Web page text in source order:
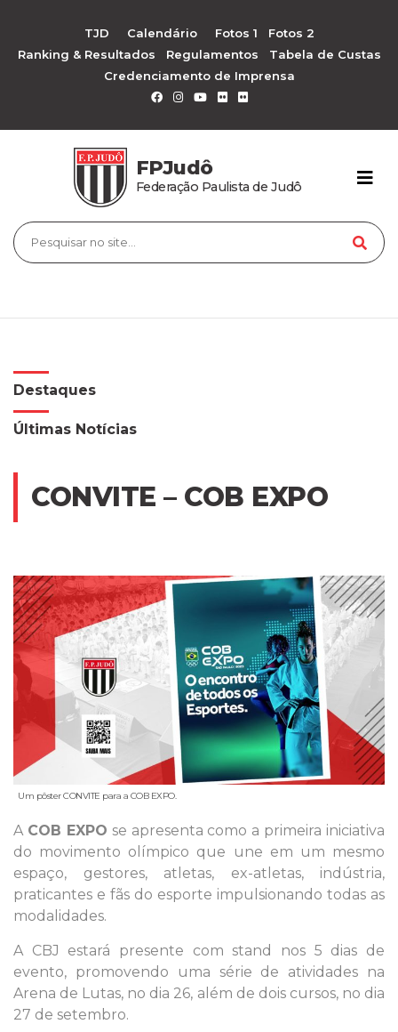
TJD Calendário Fotos 1
Fotos 2
Ranking & Resultados
Regulamentos
Tabela de Custas
Credenciamento de Imprensa
FPJudô
Federação Paulista de Judô
Destaques
Últimas Notícias
CONVITE – COB EXPO
Um pôster CONVITE para a COB EXPO.
A COB EXPO se apresenta como a primeira iniciativa
do movimento olímpico que une em um mesmo
espaço, gestores, atletas, ex-atletas, indústria,
praticantes e fãs do esporte impulsionando todas as
modalidades.
A CBJ estará presente com stand nos 5 dias de
evento, promovendo uma série de atividades na
Arena de Lutas, no dia 26, além de dois cursos, no dia
27 de setembro.